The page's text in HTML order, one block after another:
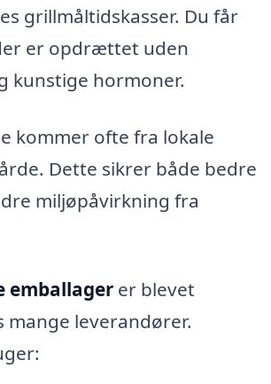
grillmåltidskasser. Du får
er opdrættet uden
kunstige hormoner.
kommer ofte fra lokale
Dette sikrer både bedre
miljøpåvirkning fra
emballager er blevet
mange leverandører.